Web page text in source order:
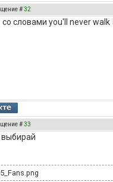
#32
со словами you'll never
#33
выбирай